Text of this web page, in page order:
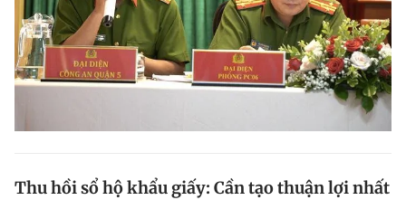
Thu hồi sổ hộ khẩu giấy: Cần tạo thuận lợi nhất